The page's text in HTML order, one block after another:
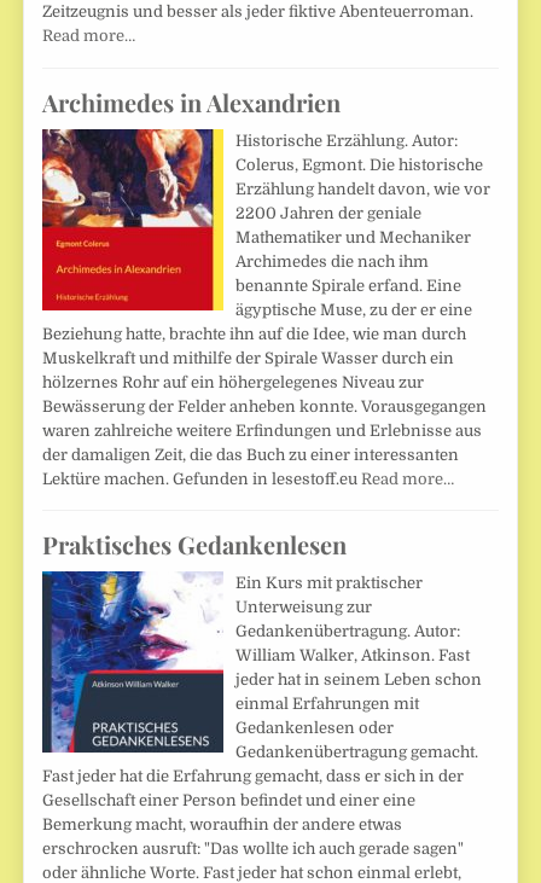
Zeitzeugnis und besser als jeder fiktive Abenteuerroman.
Read more…
Archimedes in Alexandrien
Historische Erzählung. Autor:
Colerus, Egmont. Die historische
Erzählung handelt davon, wie vor
2200 Jahren der geniale
Mathematiker und Mechaniker
Archimedes die nach ihm
benannte Spirale erfand. Eine
ägyptische Muse, zu der er eine
Beziehung hatte, brachte ihn auf die Idee, wie man durch
Muskelkraft und mithilfe der Spirale Wasser durch ein
hölzernes Rohr auf ein höhergelegenes Niveau zur
Bewässerung der Felder anheben konnte. Vorausgegangen
waren zahlreiche weitere Erfindungen und Erlebnisse aus
der damaligen Zeit, die das Buch zu einer interessanten
Lektüre machen. Gefunden in lesestoff.eu Read more…
Praktisches Gedankenlesen
Ein Kurs mit praktischer
Unterweisung zur
Gedankenübertragung. Autor:
William Walker, Atkinson. Fast
jeder hat in seinem Leben schon
einmal Erfahrungen mit
Gedankenlesen oder
Gedankenübertragung gemacht.
Fast jeder hat die Erfahrung gemacht, dass er sich in der
Gesellschaft einer Person befindet und einer eine
Bemerkung macht, woraufhin der andere etwas
erschrocken ausruft: "Das wollte ich auch gerade sagen"
oder ähnliche Worte. Fast jeder hat schon einmal erlebt,